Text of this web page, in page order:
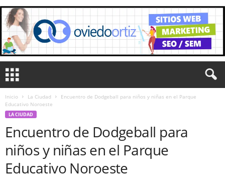
Inicio La Ciudad
Encuentro de Dodgeball para niños y niñas en el Parque
Educativo Noroeste
LA CIUDAD
Encuentro de Dodgeball para
niños y niñas en el Parque
Educativo Noroeste